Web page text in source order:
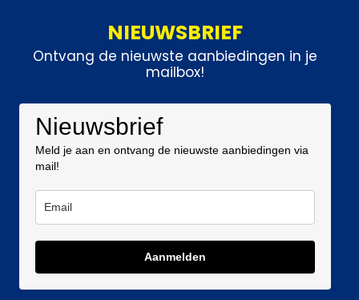
NIEUWSBRIEF
Ontvang de nieuwste aanbiedingen in je
mailbox!
Nieuwsbrief
Meld je aan en ontvang de nieuwste aanbiedingen via
mail!
Aanmelden